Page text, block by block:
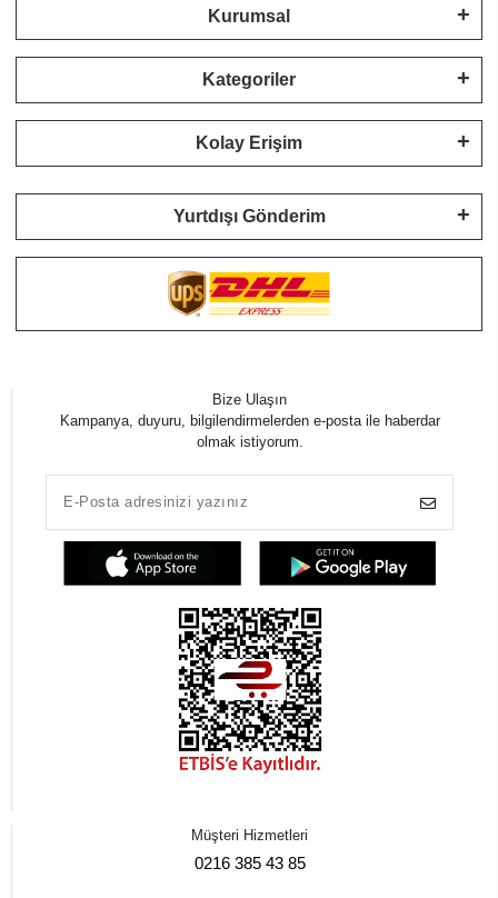
Kurumsal
Kategoriler
Kolay Erişim
Yurtdışı Gönderim
Bize Ulaşın
Kampanya, duyuru, bilgilendirmelerden e-posta ile haberdar
olmak istiyorum.
Müşteri Hizmetleri
0216 385 43 85